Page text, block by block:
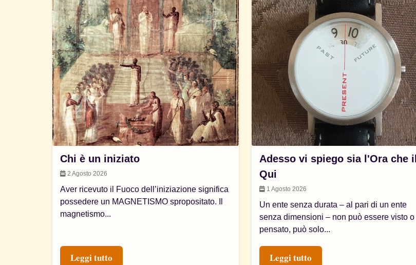
Chi è un iniziato
2 Agosto 2026
Aver ricevuto il Fuoco dell’iniziazione significa
possedere un MAGNETISMO spropositato. Il
magnetismo...
Leggi tutto
Adesso vi spiego sia l'Ora che il
Qui
1 Agosto 2026
Un ente senza durata – al pari di un ente
senza dimensioni – non può essere visto o
pensato, può solo...
Leggi tutto